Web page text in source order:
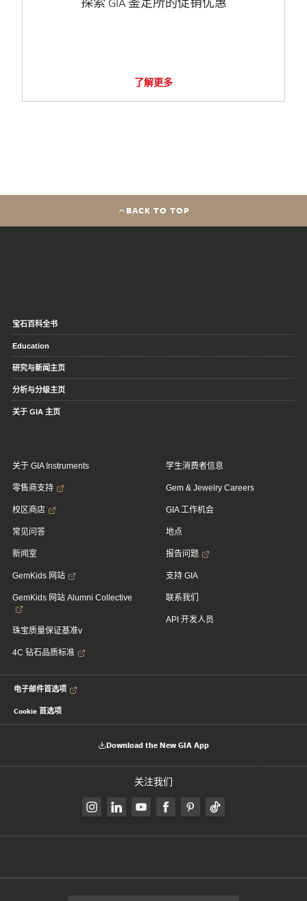
了解更多
BACK TO TOP
宝石百科全书
Education
研究与新闻主页
分析与分级主页
关于 GIA 主页
关于 GIA Instruments
零售商支持
校区商店
常见问答
新闻室
GemKids 网站
GemKids 网站 Alumni Collective
珠宝质量保证基准v
4C 钻石品质标准
学生消费者信息
Gem & Jewelry Careers
GIA 工作机会
地点
报告问题
支持 GIA
联系我们
API 开发人员
电子邮件首选项
Cookie 首选项
Download the New GIA App
关注我们